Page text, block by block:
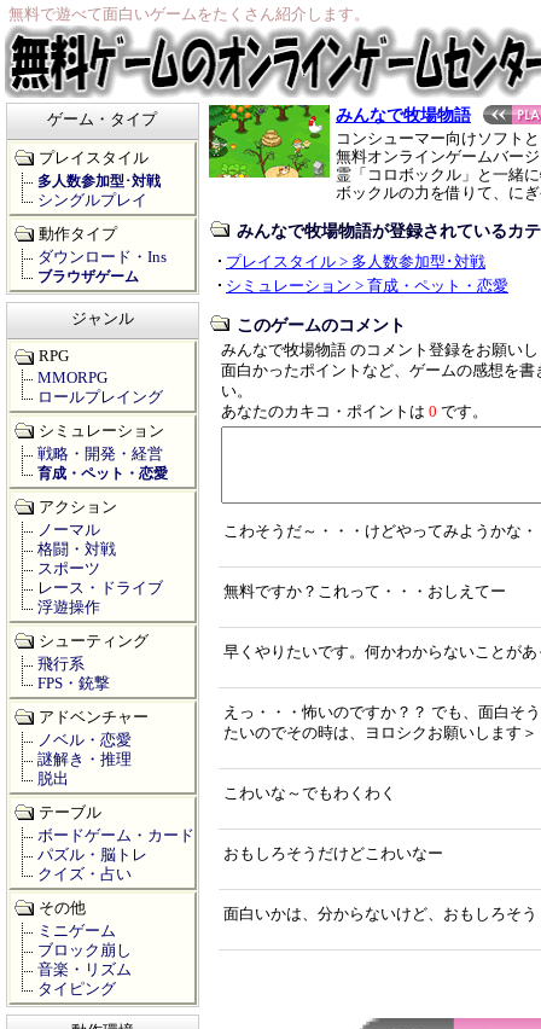
無料で遊べて面白いゲームをたくさん紹介します。
みんなで牧場物語
コンシューマー向けソフト
無料オンラインゲームバー
霊「コロボックル」と一緒
ボックルの力を借りて、に
みんなで牧場物語が登録されているカ
プレイスタイル > 多人数参加型･対戦
シミュレーション > 育成・ペット・恋愛
このゲームのコメント
みんなで牧場物語 のコメント登録をお願い
面白かったポイントなど、ゲームの感想を書
い。
あなたのカキコ・ポイントは 0 です。
こわそうだ～・・・けどやってみようかな・
無料ですか？これって・・・おしえてー
早くやりたいです。何かわからないことが
えっ・・・怖いのですか？？ でも、面白そ
たいのでその時は、ヨロシクお願いします＞
こわいな～でもわくわく
おもしろそうだけどこわいなー
面白いかは、分からないけど、おもしろそう
ゲーム・タイプ
プレイスタイル
多人数参加型･対戦
シングルプレイ
動作タイプ
ダウンロード・Ins
ブラウザゲーム
ジャンル
RPG
MMORPG
ロールプレイング
シミュレーション
戦略・開発・経営
育成・ペット・恋愛
アクション
ノーマル
格闘・対戦
スポーツ
レース・ドライブ
浮遊操作
シューティング
飛行系
FPS・銃撃
アドベンチャー
ノベル・恋愛
謎解き・推理
脱出
テーブル
ボードゲーム・カード
パズル・脳トレ
クイズ・占い
その他
ミニゲーム
ブロック崩し
音楽・リズム
タイピング